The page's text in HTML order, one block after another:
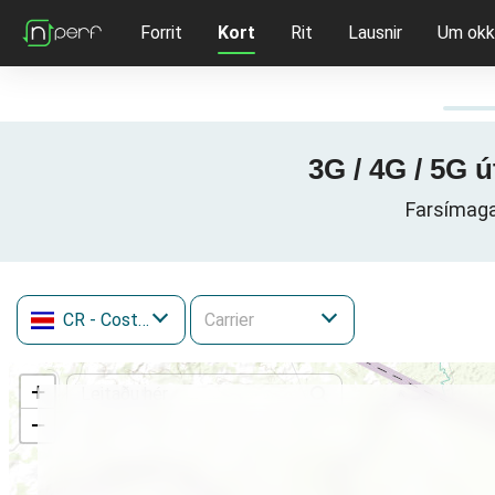
Forrit Kort Rit Lausnir Um
3G / 4G / 5G
CR - Costa Rica
+
−